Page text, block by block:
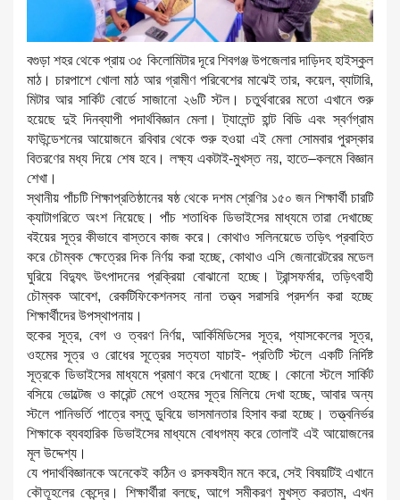
বগুড়া শহর থেকে প্রায় ৩৫ কিলোমিটার দূরে শিবগঞ্জ উপজেলার দাড়িদহ হাইস্কুল
মাঠ। চারপাশে খোলা মাঠ আর গ্রামীণ পরিবেশের মাঝেই তার, কয়েল, ব্যাটারি,
মিটার আর সার্কিট বোর্ডে সাজানো ২৬টি স্টল। চতুর্থবারের মতো এখানে শুরু
হয়েছে দুই দিনব্যাপী পদার্থবিজ্ঞান মেলা। ট্যালেন্ট হান্ট বিডি এবং স্বর্ণগ্রাম
ফাউন্ডেশনের আয়োজনে রবিবার থেকে শুরু হওয়া এই মেলা সোমবার পুরস্কার
বিতরণের মধ্য দিয়ে শেষ হবে। লক্ষ্য একটাই-মুখস্ত নয়, হাতে–কলমে বিজ্ঞান
শেখা।
স্থানীয় পাঁচটি শিক্ষাপ্রতিষ্ঠানের ষষ্ঠ থেকে দশম শ্রেণির ১৫০ জন শিক্ষার্থী চারটি
ক্যাটাগরিতে অংশ নিয়েছে। পাঁচ শতাধিক ডিভাইসের মাধ্যমে তারা দেখাচ্ছে
বইয়ের সূত্র কীভাবে বাস্তবে কাজ করে। কোথাও সলিনয়েডে তড়িৎ প্রবাহিত
করে চৌম্বক ক্ষেত্রের দিক নির্ণয় করা হচ্ছে, কোথাও এসি জেনারেটরের মডেল
ঘুরিয়ে বিদ্যুৎ উৎপাদনের প্রক্রিয়া বোঝানো হচ্ছে। ট্রান্সফর্মার, তড়িৎবাহী
চৌম্বক আবেশ, রেকটিফিকেশনসহ নানা তত্ত্ব সরাসরি প্রদর্শন করা হচ্ছে
শিক্ষার্থীদের উপস্থাপনায়।
হুকের সূত্র, বেগ ও ত্বরণ নির্ণয়, আর্কিমিডিসের সূত্র, প্যাসকেলের সূত্র,
ওহমের সূত্র ও রোধের সূত্রের সত্যতা যাচাই- প্রতিটি স্টলে একটি নির্দিষ্ট
সূত্রকে ডিভাইসের মাধ্যমে প্রমাণ করে দেখানো হচ্ছে। কোনো স্টলে সার্কিট
বসিয়ে ভোল্টেজ ও কারেন্ট মেপে ওহমের সূত্র মিলিয়ে দেখা হচ্ছে, আবার অন্য
স্টলে পানিভর্তি পাত্রে বস্তু ডুবিয়ে ভাসমানতার হিসাব করা হচ্ছে। তত্ত্বনির্ভর
শিক্ষাকে ব্যবহারিক ডিভাইসের মাধ্যমে বোধগম্য করে তোলাই এই আয়োজনের
মূল উদ্দেশ্য।
যে পদার্থবিজ্ঞানকে অনেকেই কঠিন ও রসকষহীন মনে করে, সেই বিষয়টিই এখানে
কৌতূহলের কেন্দ্রে। শিক্ষার্থীরা বলছে, আগে সমীকরণ মুখস্ত করতাম, এখন